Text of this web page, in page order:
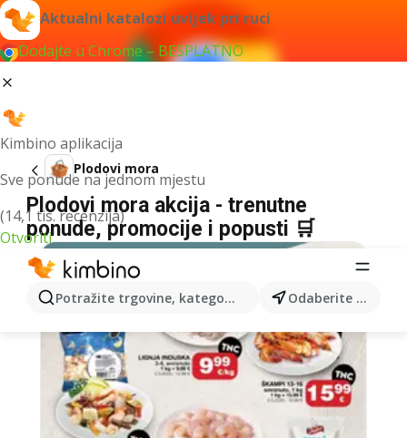
Aktualni katalozi uvijek pri ruci
Dodajte u Chrome – BESPLATNO
Kimbino aplikacija
Sve ponude na jednom mjestu
(14,1 tis. recenzija)
Otvoriti
Potražite trgovine, kategorije, proizvode... Odaberite grad
Plodovi mora
Plodovi mora akcija - trenutne
ponude, promocije i popusti 🛒